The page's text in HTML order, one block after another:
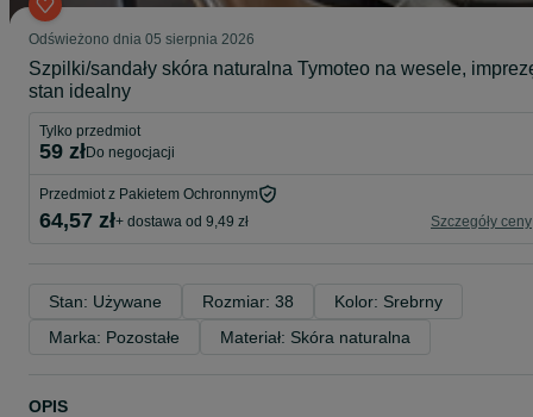
Odświeżono dnia 05 sierpnia 2026
Szpilki/sandały skóra naturalna Tymoteo na wesele,
stan idealny
Tylko przedmiot
59 zł do negocjacji
Przedmiot z Pakietem Ochronnym
64,57 zł+ dostawa od 9,49 zł Szczegóły ceny
Stan: Używane Rozmiar: 38
Kolor: Srebrny
Marka: Pozostałe
Materiał: Skóra naturalna
OPIS